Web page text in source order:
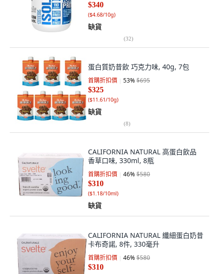
$340
($4.68/10g)
缺貨
(32)
蛋白質奶昔飲 巧克力味, 40g, 7包
首購折扣價 53%$695
$325
($11.61/10g)
缺貨
(8)
CALIFORNIA NATURAL 高蛋白飲品
香草口味, 330ml, 8瓶
首購折扣價 46%$580
$310
($1.18/10ml)
缺貨
CALIFORNIA NATURAL 纖細蛋白奶昔
卡布奇諾, 8件, 330毫升
首購折扣價 46%$580
$310